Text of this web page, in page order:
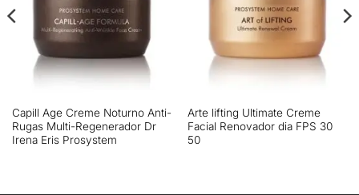
Capill Age Creme Noturno Anti-
Rugas Multi-Regenerador Dr
Irena Eris Prosystem
Arte lifting Ultimate Creme
Facial Renovador dia FPS 30
50